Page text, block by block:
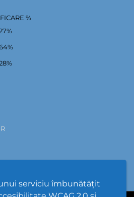
serviciu îmbunătățit
%
%
%
%